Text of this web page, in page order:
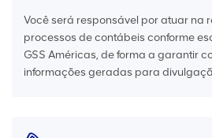
Você será responsável por atuar na
processos de contábeis conforme
GSS Américas, de forma a garantir
informações geradas para